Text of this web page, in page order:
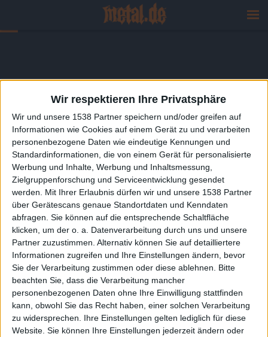
Wir respektieren Ihre Privatsphäre
Wir und unsere 1538 Partner speichern und/oder greifen auf
Informationen wie Cookies auf einem Gerät zu und verarbeiten
personenbezogene Daten wie eindeutige Kennungen und
Standardinformationen, die von einem Gerät für personalisierte
Werbung und Inhalte, Werbung und Inhaltsmessung,
Zielgruppenforschung und Serviceentwicklung gesendet
werden.
Mit Ihrer Erlaubnis dürfen wir und unsere 1538 Partner
über Gerätescans genaue Standortdaten und Kenndaten
abfragen. Sie können auf die entsprechende Schaltfläche
klicken, um der o. a. Datenverarbeitung durch uns und unsere
Partner zuzustimmen. Alternativ können Sie auf detailliertere
Informationen zugreifen und Ihre Einstellungen ändern, bevor
Sie der Verarbeitung zustimmen oder diese ablehnen.
Bitte
beachten Sie, dass die Verarbeitung mancher
personenbezogenen Daten ohne Ihre Einwilligung stattfinden
kann, obwohl Sie das Recht haben, einer solchen Verarbeitung
zu widersprechen. Ihre Einstellungen gelten lediglich für diese
Website. Sie können Ihre Einstellungen jederzeit ändern oder